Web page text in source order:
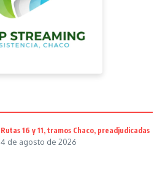
Rutas 16 y 11, tramos Chaco, preadjudicadas
4 de agosto de 2026